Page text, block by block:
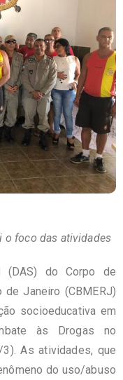
o foco das atividades
(DAS) do Corpo de
Janeiro (CBMERJ)
socioeducativa em
às Drogas no
As atividades, que
do uso/abuso